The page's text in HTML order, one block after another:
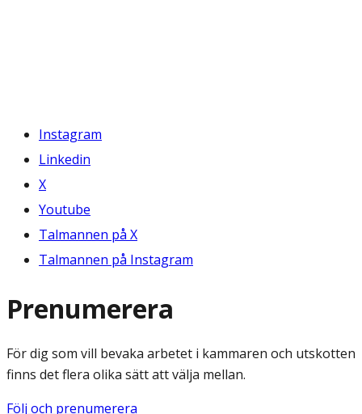
Instagram
Linkedin
X
Youtube
Talmannen på X
Talmannen på Instagram
Prenumerera
För dig som vill bevaka arbetet i kammaren och utskotten
finns det flera olika sätt att välja mellan.
Följ och prenumerera